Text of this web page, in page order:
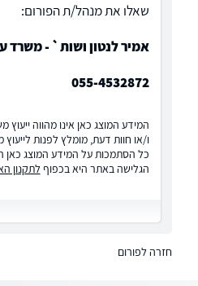
שאלו את מנהל/ת הפורום:
אמיר לנטון ושות` - משרד
055-4532872
המידע המוצג כאן אינו מהווה
ו/או חוות דעת, מומלץ לפנות
כל הסתמכות על המידע המוצג כאן
הגלישה באתר היא בכפוף לתקנון
חזרה לפורום